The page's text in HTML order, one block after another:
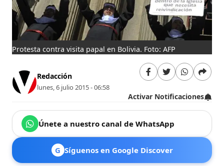
Protesta contra visita papal en Bolivia. Foto: AFP
Redacción
lunes, 6 julio 2015 - 06:58
Activar Notificaciones
Únete a nuestro canal de WhatsApp
G Síguenos en Google Discover